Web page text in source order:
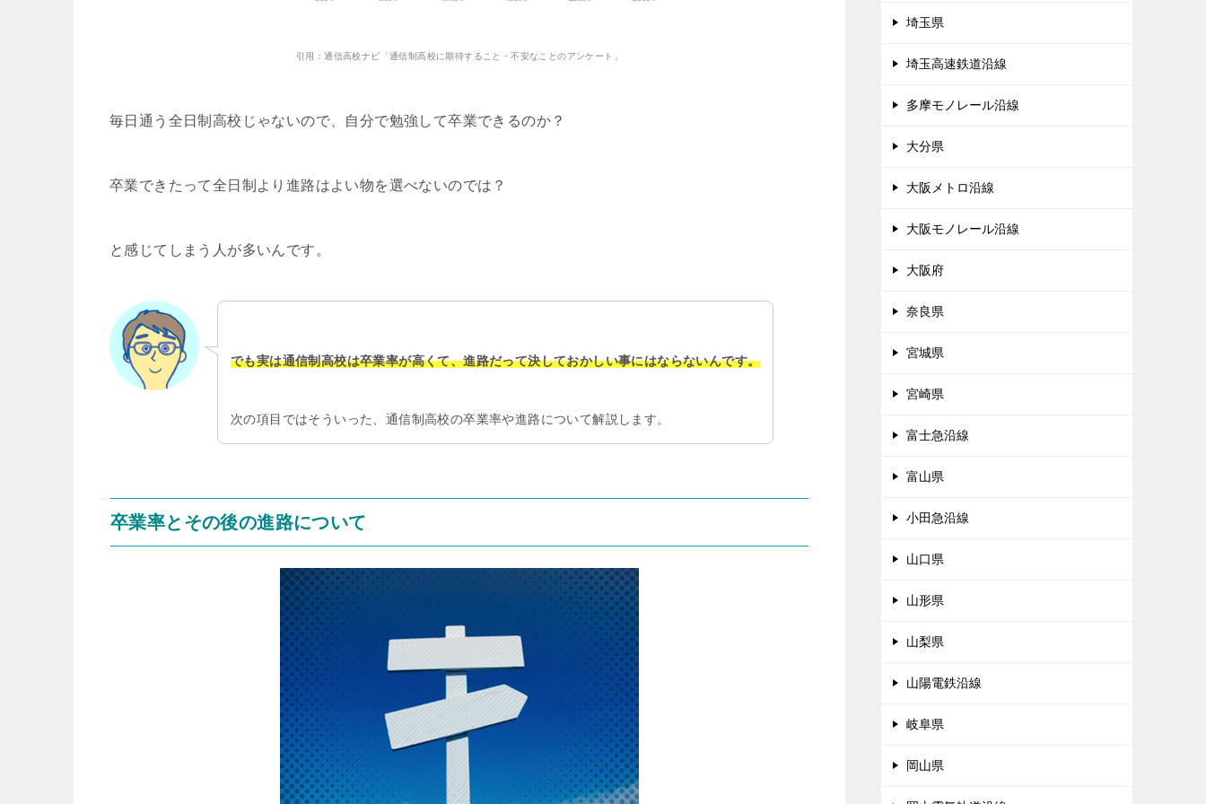
引用：通信高校ナビ「通信制高校に期待すること・不安なことのアンケート」
毎日通う全日制高校じゃないので、自分で勉強して卒業できるのか？
卒業できたって全日制より進路はよい物を選べないのでは？
と感じてしまう人が多いんです。
でも実は通信制高校は卒業率が高くて、進路だって決しておかしい事にはならないんです。
次の項目ではそういった、通信制高校の卒業率や進路について解説します。
卒業率とその後の進路について
埼玉県
埼玉高速鉄道沿線
多摩モノレール沿線
大分県
大阪メトロ沿線
大阪モノレール沿線
大阪府
奈良県
宮城県
宮崎県
富士急沿線
富山県
小田急沿線
山口県
山形県
山梨県
山陽電鉄沿線
岐阜県
岡山県